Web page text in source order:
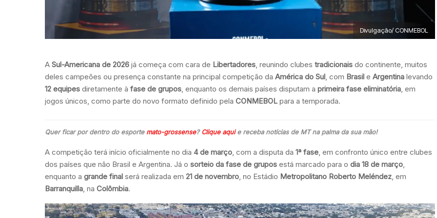
Divulgação/ CONMEBOL
A Sul-Americana de 2026 já começa com cara de Libertadores, reunindo clubes tradicionais do continente, muitos
deles campeões ou presença constante na principal competição da América do Sul, com Brasil e Argentina levando
12 equipes diretamente à fase de grupos, enquanto os demais países disputam a primeira fase eliminatória, em
jogos únicos, como parte do novo formato definido pela CONMEBOL para a temporada.
Quer ficar por dentro do esporte mato-grossense?Clique aquie receba notícias de MT na palma da sua mão!
A competição terá início oficialmente no dia 4 de março, com a disputa da 1ª fase, em confronto único entre clubes
dos países que não Brasil e Argentina. Já o sorteio da fase de grupos está marcado para o dia 18 de março,
enquanto a grande final será realizada em 21 de novembro, no Estádio Metropolitano Roberto Meléndez, em
Barranquilla, na Colômbia.